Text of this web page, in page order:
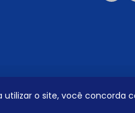
o site, você concorda